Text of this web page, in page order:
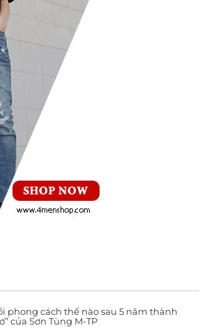
phong cách thế nào sau 5 năm thành
của Sơn Tùng M-TP